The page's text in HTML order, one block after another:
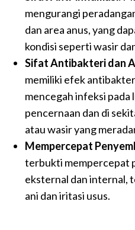
mengurangi
dan area anus, yang
kondisi seperti wasir
Sifat Antibakteri dan
memiliki efek
mencegah infeksi pada
pencernaan dan di
atau wasir yang
Mempercepat
terbukti mempercepat
eksternal dan internal,
ani dan iritasi usus.